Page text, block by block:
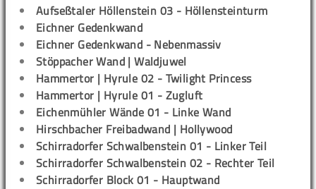
Aufseßtaler Höllenstein 03 - Höllensteinturm
Eichner Gedenkwand
Eichner Gedenkwand - Nebenmassiv
Stöppacher Wand | Waldjuwel
Hammertor | Hyrule 02 - Twilight Princess
Hammertor | Hyrule 01 - Zugluft
Eichenmühler Wände 01 - Linke Wand
Hirschbacher Freibadwand | Hollywood
Schirradorfer Schwalbenstein 01 - Linker Teil
Schirradorfer Schwalbenstein 02 - Rechter Teil
Schirradorfer Block 01 - Hauptwand